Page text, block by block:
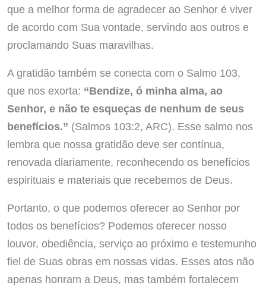
que a melhor forma de agradecer ao Senhor é viver
de acordo com Sua vontade, servindo aos outros e
proclamando Suas maravilhas.
A gratidão também se conecta com o Salmo 103,
que nos exorta: “Bendize, ó minha alma, ao
Senhor, e não te esqueças de nenhum de seus
benefícios.” (Salmos 103:2, ARC). Esse salmo nos
lembra que nossa gratidão deve ser contínua,
renovada diariamente, reconhecendo os benefícios
espirituais e materiais que recebemos de Deus.
Portanto, o que podemos oferecer ao Senhor por
todos os benefícios? Podemos oferecer nosso
louvor, obediência, serviço ao próximo e testemunho
fiel de Suas obras em nossas vidas. Esses atos não
apenas honram a Deus, mas também fortalecem